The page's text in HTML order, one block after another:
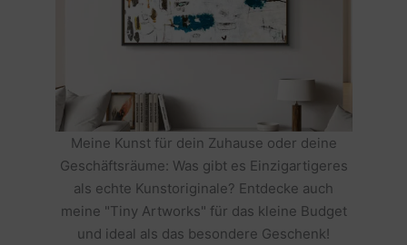
Meine Kunst für dein Zuhause oder deine
Geschäftsräume: Was gibt es Einzigartigeres
als echte Kunstoriginale? Entdecke auch
meine "Tiny Artworks" für das kleine Budget
und ideal als das besondere Geschenk!